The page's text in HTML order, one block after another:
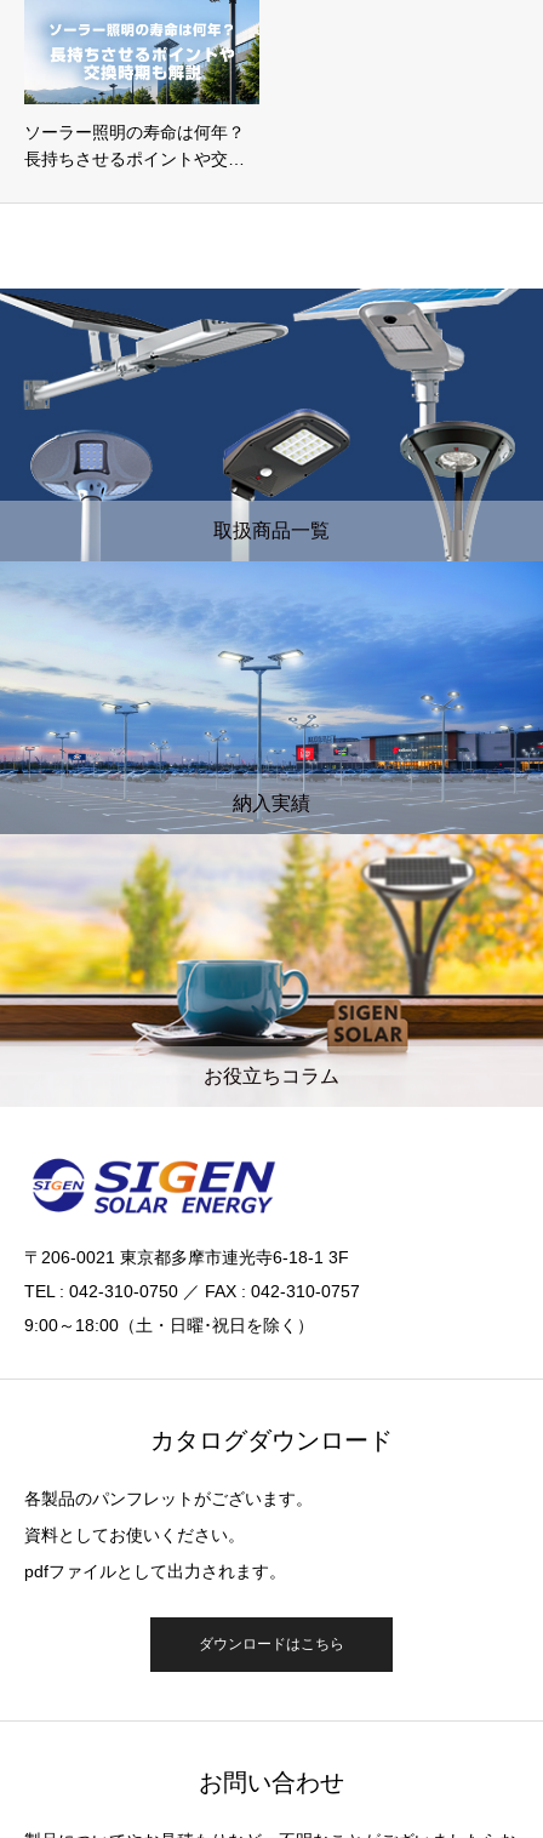
ソーラー照明の寿命は何年？
長持ちさせるポイントや交…
取扱商品一覧
納入実績
お役立ちコラム
〒206-0021 東京都多摩市連光寺6-18-1 3F
TEL : 042-310-0750 ／ FAX : 042-310-0757
9:00～18:00（土・日曜･祝日を除く）
カタログダウンロード
各製品のパンフレットがございます。
資料としてお使いください。
pdfファイルとして出力されます。
ダウンロードはこちら
お問い合わせ